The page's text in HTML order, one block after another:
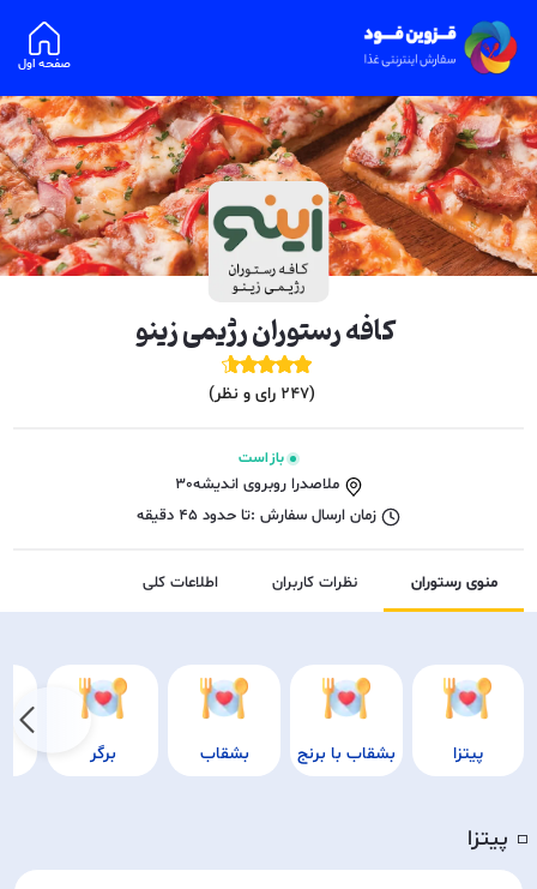
صفحه اول
کافه رستوران رژیمی زینو
(
247 رای و نظر)
باز است
ملاصدرا روبروی اندیشه30
زمان ارسال سفارش :تا حدود 45 دقیقه
منوی رستوران نظرات کاربران اطلاعات کلی
پیتزا بشقاب با برنج بشقاب برگر
◽️ پیتزا